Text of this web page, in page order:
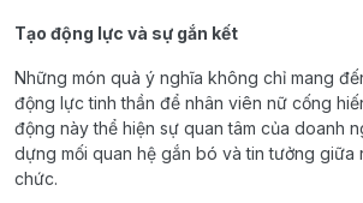
Tạo động lực và sự gắn kết
Những món quà ý nghĩa không chỉ mang
động lực tinh thần để nhân viên nữ cống
động này thể hiện sự quan tâm của doanh
dựng mối quan hệ gắn bó và tin tưởng giữa
chức.